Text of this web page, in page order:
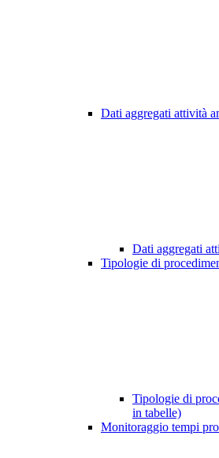
Dati aggregati attività
Dati aggregati
Tipologie di
Tipologie di
in tabelle)
Monitoraggio tempi